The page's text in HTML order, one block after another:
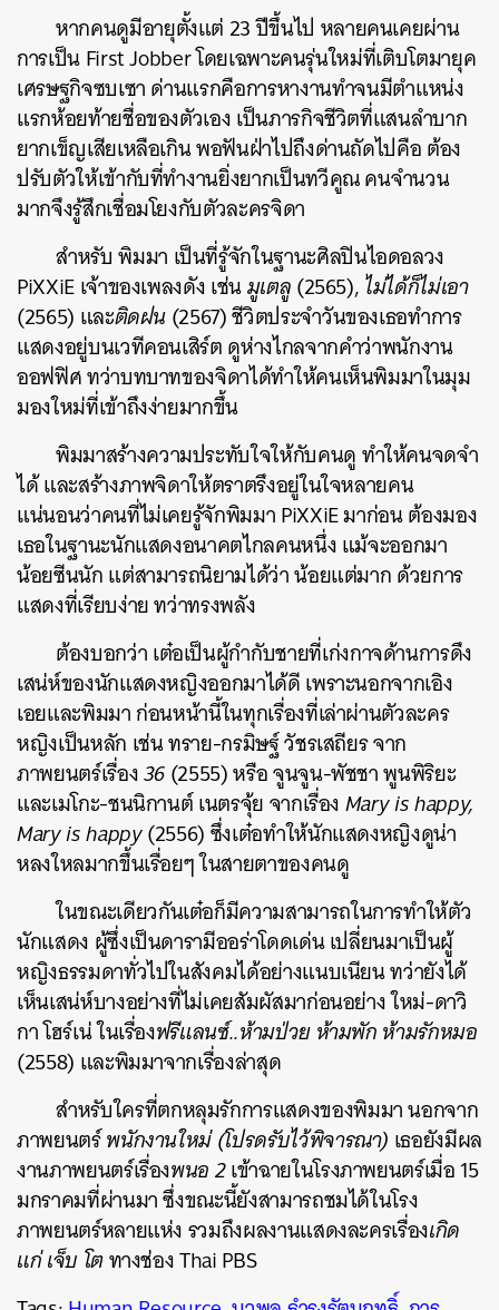
หากคนดูมีอายุตั้งแต่ 23 ปีขึ้นไป หลายคนเคยผ่าน
การเป็น First Jobber โดยเฉพาะคนรุ่นใหม่ที่เติบโตมายุค
เศรษฐกิจซบเซา ด่านแรกคือการหางานทำจนมีตำแหน่ง
แรกห้อยท้ายชื่อของตัวเอง เป็นภารกิจชีวิตที่แสนลำบาก
ยากเข็ญเสียเหลือเกิน พอฟันฝ่าไปถึงด่านถัดไปคือ ต้อง
ปรับตัวให้เข้ากับที่ทำงานยิ่งยากเป็นทวีคูณ คนจำนวน
มากจึงรู้สึกเชื่อมโยงกับตัวละครจิดา
สำหรับ พิมมา เป็นที่รู้จักในฐานะศิลปินไอดอลวง
PiXXiE เจ้าของเพลงดัง เช่นมูเตลู(2565),ไม่ได้ก็ไม่เอา
(2565) และติดฝน(2567) ชีวิตประจำวันของเธอทำการ
แสดงอยู่บนเวทีคอนเสิร์ต ดูห่างไกลจากคำว่าพนักงาน
ออฟฟิศ ทว่าบทบาทของจิดาได้ทำให้คนเห็นพิมมาในมุม
มองใหม่ที่เข้าถึงง่ายมากขึ้น
พิมมาสร้างความประทับใจให้กับคนดู ทำให้คนจดจำ
ได้ และสร้างภาพจิดาให้ตราตรึงอยู่ในใจหลายคน
แน่นอนว่าคนที่ไม่เคยรู้จักพิมมา PiXXiE มาก่อน ต้องมอง
เธอในฐานะนักแสดงอนาคตไกลคนหนึ่ง แม้จะออกมา
น้อยซีนนัก แต่สามารถนิยามได้ว่า น้อยแต่มาก ด้วยการ
แสดงที่เรียบง่าย ทว่าทรงพลัง
ต้องบอกว่า เต๋อเป็นผู้กำกับชายที่เก่งกาจด้านการดึง
เสน่ห์ของนักแสดงหญิงออกมาได้ดี เพราะนอกจากเอิง
เอยและพิมมา ก่อนหน้านี้ในทุกเรื่องที่เล่าผ่านตัวละคร
หญิงเป็นหลัก เช่น ทราย-กรมิษฐ์ วัชรเสถียร จาก
ภาพยนตร์เรื่อง36(2555) หรือ จูนจูน-พัชชา พูนพิริยะ
และเมโกะ-ชนนิกานต์ เนตรจุ้ย จากเรื่องMary is happy,
Mary is happy(2556) ซึ่งเต๋อทำให้นักแสดงหญิงดูน่า
หลงใหลมากขึ้นเรื่อยๆ ในสายตาของคนดู
ในขณะเดียวกันเต๋อก็มีความสามารถในการทำให้ตัว
นักแสดง ผู้ซึ่งเป็นดารามีออร่าโดดเด่น เปลี่ยนมาเป็นผู้
หญิงธรรมดาทั่วไปในสังคมได้อย่างแนบเนียน ทว่ายังได้
เห็นเสน่ห์บางอย่างที่ไม่เคยสัมผัสมาก่อนอย่าง ใหม่-ดาวิ
กา โฮร์เน่ ในเรื่องฟรีแลนซ์..ห้ามป่วย ห้ามพัก ห้ามรักหมอ
(2558) และพิมมาจากเรื่องล่าสุด
สำหรับใครที่ตกหลุมรักการแสดงของพิมมา นอกจาก
ภาพยนตร์พนักงานใหม่ (โปรดรับไว้พิจารณา) เธอยังมีผล
งานภาพยนตร์เรื่องพนอ 2เข้าฉายในโรงภาพยนตร์เมื่อ 15
มกราคมที่ผ่านมา ซึ่งขณะนี้ยังสามารถชมได้ในโรง
ภาพยนตร์หลายแห่ง รวมถึงผลงานแสดงละครเรื่องเกิด
แก่ เจ็บ โตทางช่อง Thai PBS
SHARE TWEET LINE EMAIL